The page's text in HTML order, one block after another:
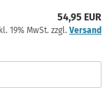
54,95 EUR
19% MwSt. zzgl. Versand